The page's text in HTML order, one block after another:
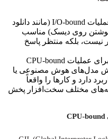
استفاده از threading: برای عملیات I/O-bound (مانند دانلود
و نوشتن روی دیسک) مناسب
نیست، بلکه منتظر پاسخ
استفاده از multiprocessing: برای عملیات CPU-bound
مدل‌های هوش مصنوعی یا
دارد و کارها را واقعاً
مختلف سخت‌افزار پخش